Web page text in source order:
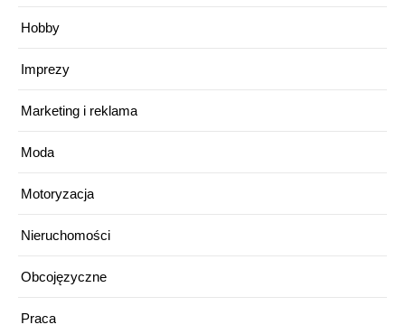
Hobby
Imprezy
Marketing i reklama
Moda
Motoryzacja
Nieruchomości
Obcojęzyczne
Praca